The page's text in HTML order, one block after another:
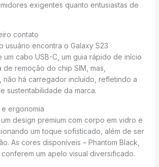
exigentes quanto entusiastas de
contato
usuário encontra o Galaxy S23
um cabo USB-C, um guia rápido de início
de remoção do chip SIM, mas,
não há carregador incluído, refletindo a
sustentabilidade da marca.
ergonomia
design premium com corpo em vidro e
um toque sofisticado, além de ser
As cores disponíveis – Phantom Black,
conferem um apelo visual diversificado.